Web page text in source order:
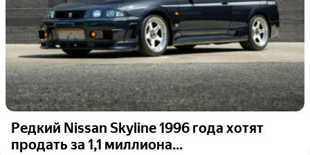
Редкий Nissan Skyline 1996 года хотят
продать за 1,1 миллиона...